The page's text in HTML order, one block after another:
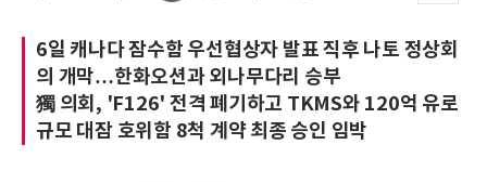
6일 캐나다 잠수함 우선협상자 발표 직후 나토 정상회
의 개막…한화오션과 외나무다리 승부
獨 의회, 'F126' 전격 폐기하고 TKMS와 120억 유로
규모 대잠 호위함 8척 계약 최종 승인 임박